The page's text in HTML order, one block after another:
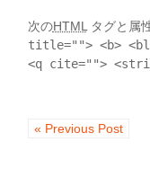
次のHTML タグと属
title=""> <b>
<q cite="">
« Previous Post